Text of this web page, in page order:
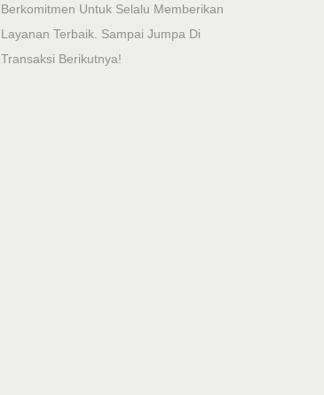
Berkomitmen Untuk Selalu Memberikan
Layanan Terbaik. Sampai Jumpa Di
Transaksi Berikutnya!